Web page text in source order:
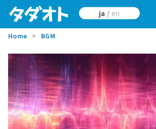
ja / en
Home BGM